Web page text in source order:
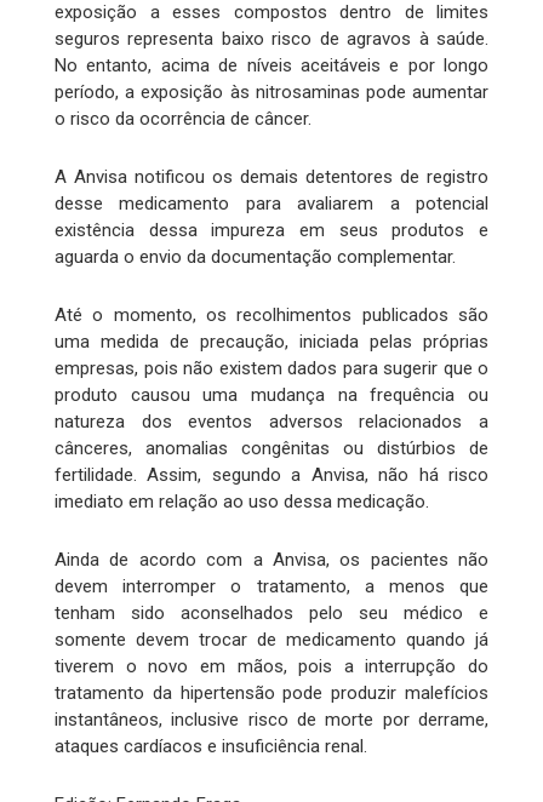
exposição a esses compostos dentro de limites
seguros representa baixo risco de agravos à saúde.
No entanto, acima de níveis aceitáveis e por longo
período, a exposição às nitrosaminas pode aumentar
o risco da ocorrência de câncer.
A Anvisa notificou os demais detentores de registro
desse medicamento para avaliarem a potencial
existência dessa impureza em seus produtos e
aguarda o envio da documentação complementar.
Até o momento, os recolhimentos publicados são
uma medida de precaução, iniciada pelas próprias
empresas, pois não existem dados para sugerir que o
produto causou uma mudança na frequência ou
natureza dos eventos adversos relacionados a
cânceres, anomalias congênitas ou distúrbios de
fertilidade. Assim, segundo a Anvisa, não há risco
imediato em relação ao uso dessa medicação.
Ainda de acordo com a Anvisa, os pacientes não
devem interromper o tratamento, a menos que
tenham sido aconselhados pelo seu médico e
somente devem trocar de medicamento quando já
tiverem o novo em mãos, pois a interrupção do
tratamento da hipertensão pode produzir malefícios
instantâneos, inclusive risco de morte por derrame,
ataques cardíacos e insuficiência renal.